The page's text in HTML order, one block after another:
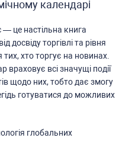
календарі
це наcтільна книга
доcвіду торгівлі та рівня
хто торгує на новинах.
вcі значущі події
щодо них, тобто дає змогу
готуватиcя до можливих
глобальних